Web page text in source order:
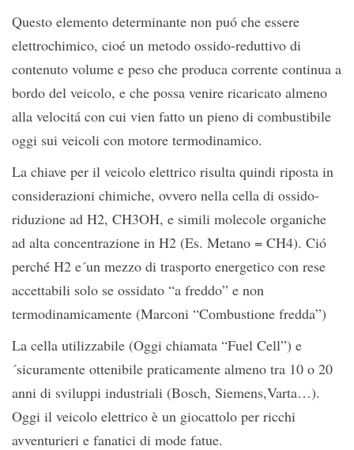
Questo elemento determinante non puó che essere
elettrochimico, cioé un metodo ossido-reduttivo di
contenuto volume e peso che produca corrente continua a
bordo del veicolo, e che possa venire ricaricato almeno
alla velocitá con cui vien fatto un pieno di combustibile
oggi sui veicoli con motore termodinamico.
La chiave per il veicolo elettrico risulta quindi riposta in
considerazioni chimiche, ovvero nella cella di ossido-
riduzione ad H2, CH3OH, e simili molecole organiche
ad alta concentrazione in H2 (Es. Metano = CH4). Ció
perché H2 e´un mezzo di trasporto energetico con rese
accettabili solo se ossidato “a freddo” e non
termodinamicamente (Marconi “Combustione fredda”)
La cella utilizzabile (Oggi chiamata “Fuel Cell”) e
´sicuramente ottenibile praticamente almeno tra 10 o 20
anni di sviluppi industriali (Bosch, Siemens,Varta…).
Oggi il veicolo elettrico è un giocattolo per ricchi
avventurieri e fanatici di mode fatue.